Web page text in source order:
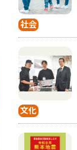
4
社会
文化